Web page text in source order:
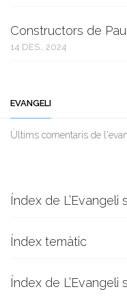
Constructors de
14 DES., 2024
EVANGELI
Ùltims comentaris de
Índex de
Índex temàtic
Índex de L’Evangeli